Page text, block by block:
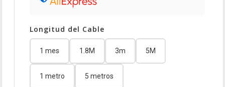
Longitud del Cable
1 mes 1.8M 3m 5M
1 metro 5 metros